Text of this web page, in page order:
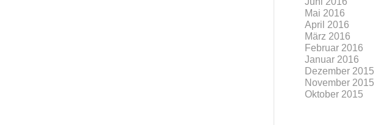
Mai 2016
April 2016
März 2016
Februar 2016
Januar 2016
Dezember 2015
November 2015
Oktober 2015